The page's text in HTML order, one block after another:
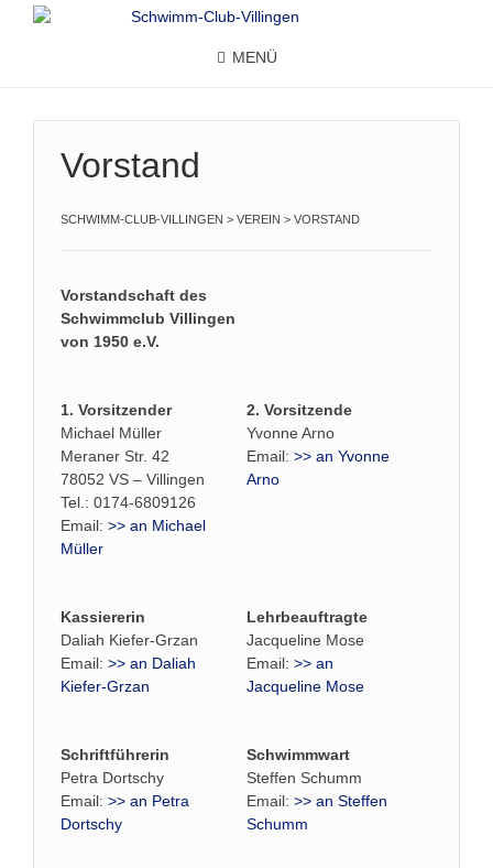
MENÜ
Vorstand
SCHWIMM-CLUB-VILLINGEN > VEREIN > VORSTAND
Vorstandschaft des
Schwimmclub Villingen
von 1950 e.V.
1. Vorsitzender
Michael Müller
Meraner Str. 42
78052 VS – Villingen
Tel.: 0174-6809126
Email: >> an Michael
Müller
2. Vorsitzende
Yvonne Arno
Email: >> an Yvonne
Arno
Kassiererin
Daliah Kiefer-Grzan
Email: >> an Daliah
Kiefer-Grzan
Lehrbeauftragte
Jacqueline Mose
Email: >> an
Jacqueline Mose
Schriftführerin
Petra Dortschy
Email: >> an Petra
Dortschy
Schwimmwart
Steffen Schumm
Email: >> an Steffen
Schumm